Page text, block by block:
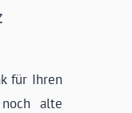
für Ihren
alte